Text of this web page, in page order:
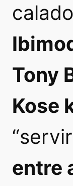
Tony
Kose
entre